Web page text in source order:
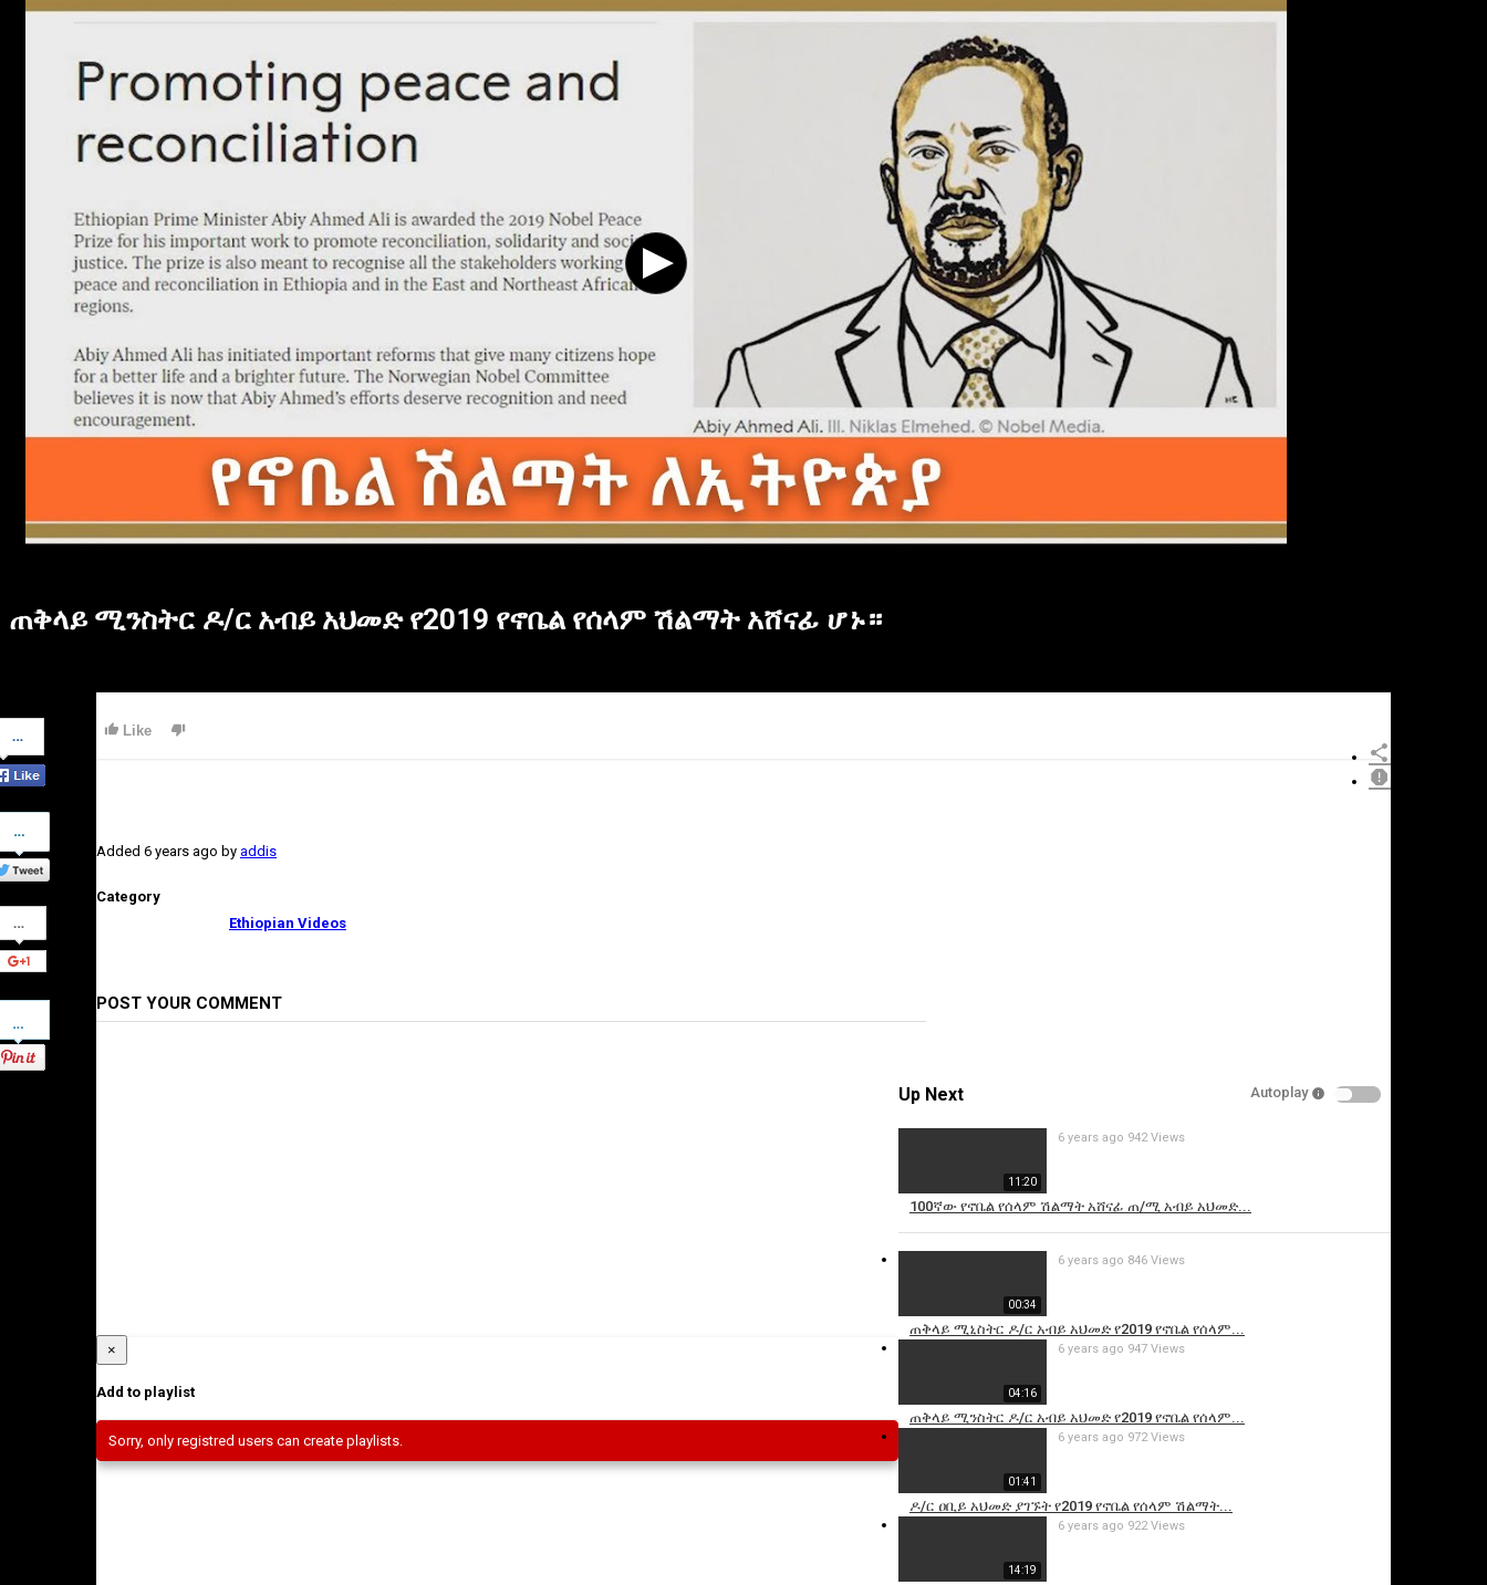
ጠቅላይ ሚንስትር ዶ/ር አብይ አህመድ የ2019 የኖቤል የሰላም ሽልማት አሸናፊ ሆኑ።
on
Facebook
Share
on
Twitter
Share
on
Google+
Pinterest
Like
Added 6 years ago by addis
Category
Ethiopian Videos
POST YOUR COMMENT
Up Next Autoplay
11:20
100ኛው የኖቤል የሰላም ሽልማት አሸናፊ ጠ/ሚ አብይ አህመድ...
6 years ago 942 Views
00:34
ጠቅላይ ሚኒስትር ዶ/ር አብይ አህመድ የ2019 የኖቤል የሰላም...
6 years ago 846 Views
04:16
ጠቅላይ ሚንስትር ዶ/ር አብይ አህመድ የ2019 የኖቤል የሰላም...
6 years ago 947 Views
01:41
ዶ/ር ዐቢይ አህመድ ያገኙት የ2019 የኖቤል የሰላም ሽልማት...
6 years ago 972 Views
14:19
6 years ago 922 Views
Cancel
Report this video
×
Add to playlist
Sorry, only registred users can create playlists.